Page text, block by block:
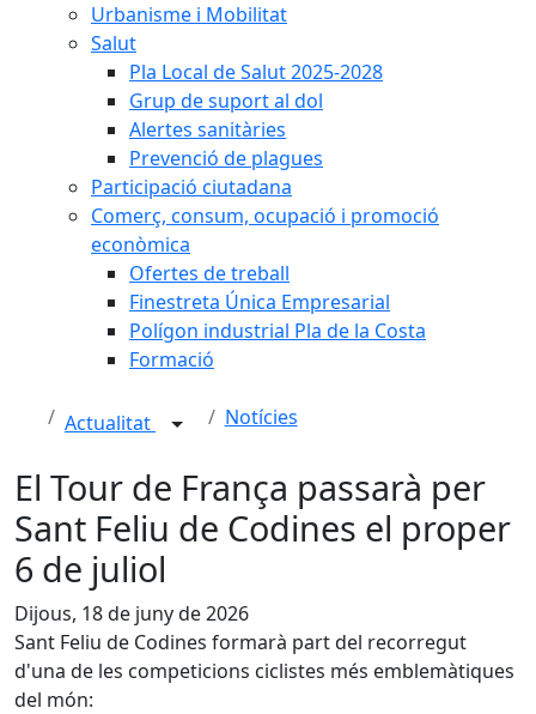
Urbanisme i Mobilitat
Salut
Pla Local de Salut 2025-2028
Grup de suport al dol
Alertes sanitàries
Prevenció de plagues
Participació ciutadana
Comerç, consum, ocupació i promoció
econòmica
Ofertes de treball
Finestreta Única Empresarial
Polígon industrial Pla de la Costa
Formació
Actualitat Notícies
El Tour de França passarà per
Sant Feliu de Codines el proper
6 de juliol
Dijous, 18 de juny de 2026
Sant Feliu de Codines formarà part del recorregut
d'una de les competicions ciclistes més emblemàtiques
del món: